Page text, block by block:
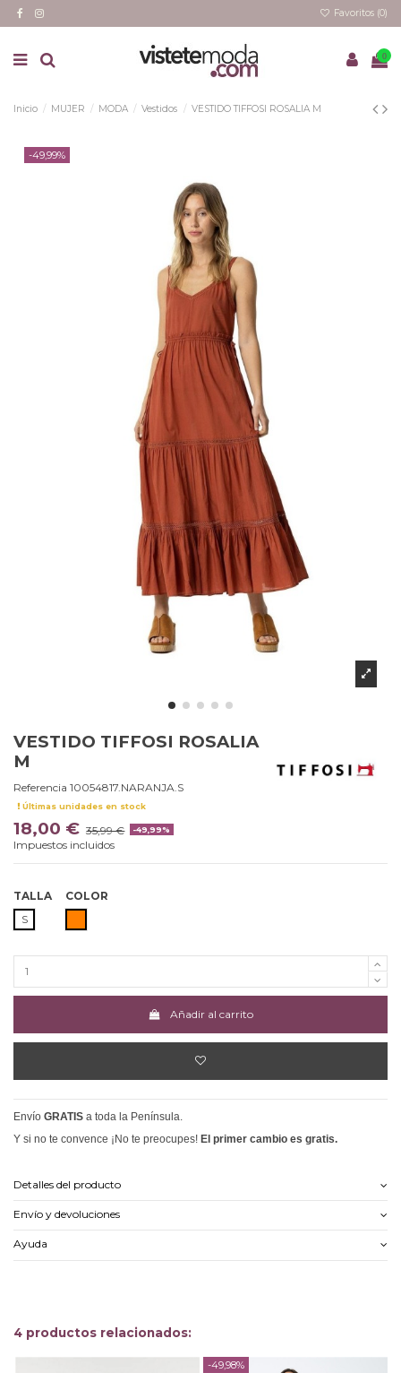
Favoritos (0)
0
Inicio MUJER MODA Vestidos VESTIDO TIFFOSI ROSALIA M
-49,99%
VESTIDO TIFFOSI ROSALIA
M
Referencia 10054817.NARANJA.S
Últimas unidades en stock
18,00 € 35,99 € -49,99%
Impuestos incluidos
TALLA
S
COLOR
Añadir al carrito
Envío GRATIS a toda la Península.
Y si no te convence ¡No te preocupes! El primer cambio es gratis.
Detalles del producto
Envío y devoluciones
Ayuda
4 productos relacionados:
-49,98%